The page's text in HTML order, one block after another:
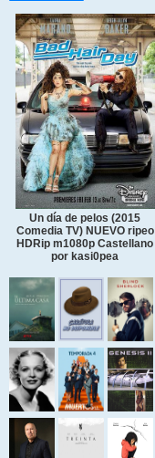
Un día de pelos (2015
Comedia TV) NUEVO ripeo
HDRip m1080p Castellano
por kasi0pea